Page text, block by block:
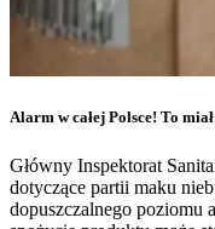
Alarm w całej Polsce! To
Główny Inspektorat
dotyczące partii maku
dopuszczalnego poziomu